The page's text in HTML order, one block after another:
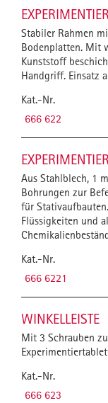
Stabiler Rahmen
Bodenplatten. Mit
Kunststoff
Handgriff. Einsatz
Kat.-Nr.
666 622
Aus Stahlblech, 1
Bohrungen zur
für
Flüssigkeiten und
Kat.-Nr.
666 6221
WINKELLEISTE
Mit 3 Schrauben
Kat.-Nr.
666 623